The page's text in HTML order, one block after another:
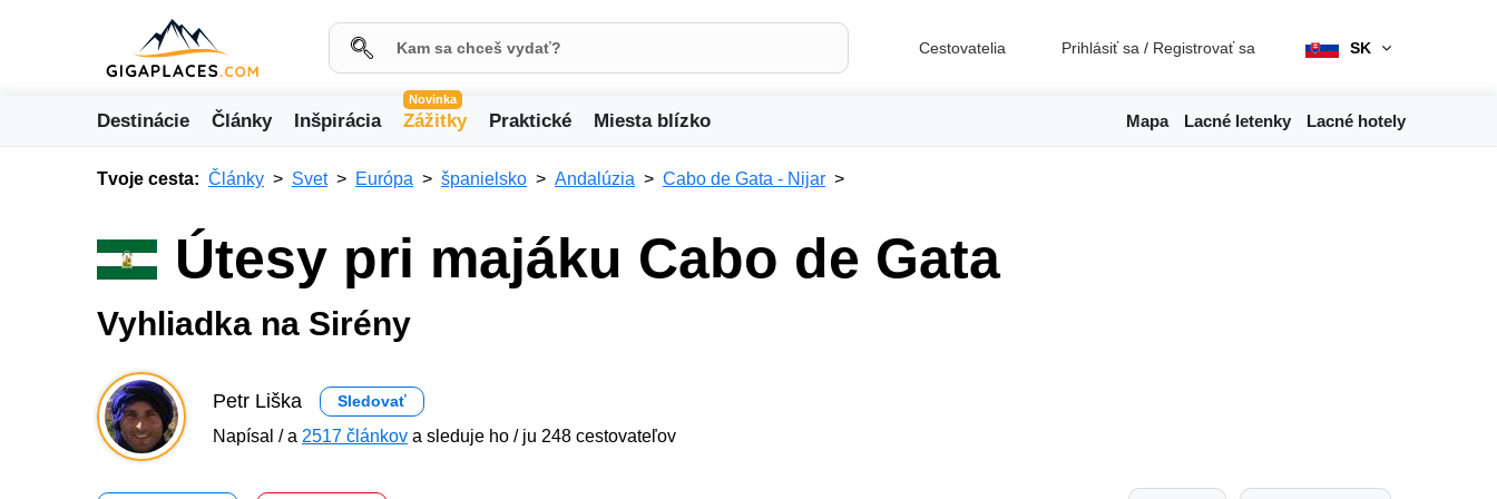
Cestovatelia Prihlásiť sa / Registrovať sa SK
Destinácie Články Inšpirácia
Novinka
Zážitky Praktické Miesta blízko Mapa Lacné letenky Lacné hotely
Tvoje cesta: Články Svet Európa španielsko Andalúzia Cabo de Gata - Nijar
Útesy pri majáku Cabo de Gata
Vyhliadka na Sirény
Petr Liška Sledovať
Napísal / a 2517 článkov a sleduje ho / ju 248 cestovateľov